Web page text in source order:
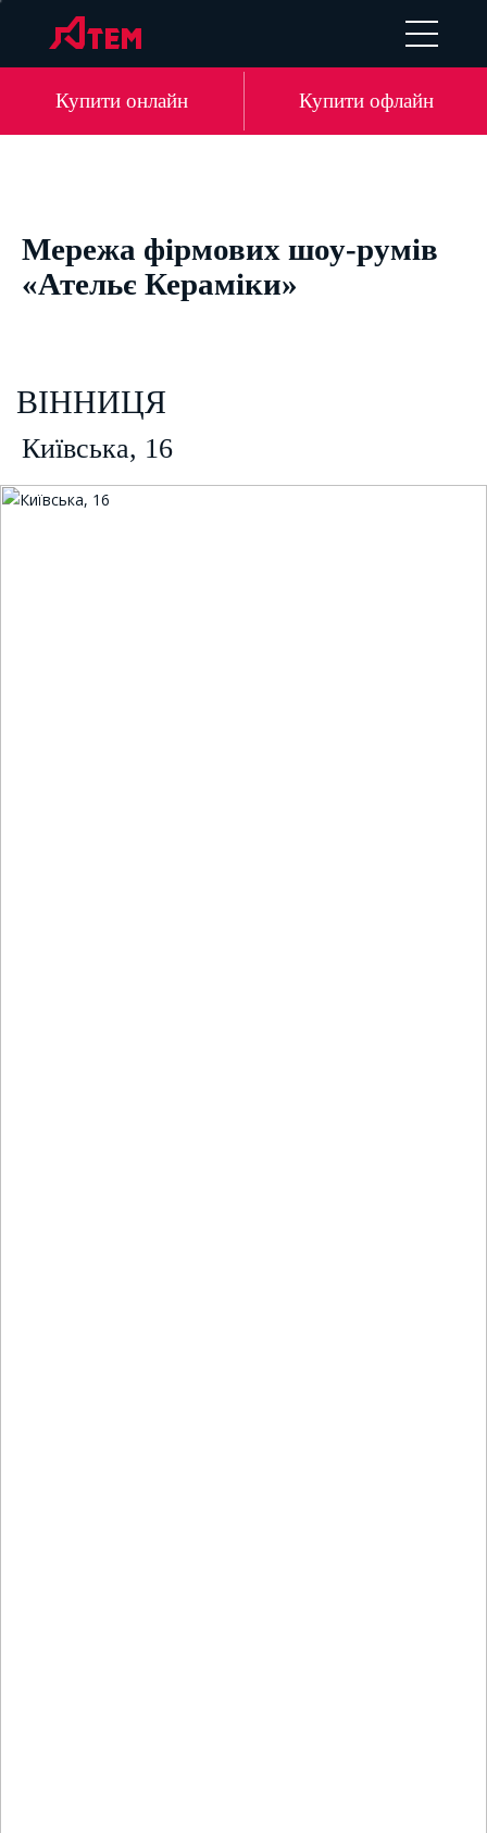
LV RU
Купити онлайн Купити офлайн
Мережа фірмових шоу-румів
«Ательє Кераміки»
ВІННИЦЯ
Київська, 16